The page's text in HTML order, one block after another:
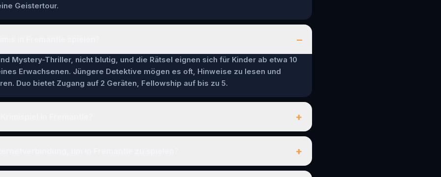
Geistertour.
–
Mystery-Thriller, nicht blutig, und die Rätsel eignen sich für Kinder ab etwa 10
Erwachsenen. Jüngere Detektive mögen es oft, Hinweise zu lesen und
Duo bietet Zugang auf 2 Geräten, Fellowship auf bis zu 5.
+
+